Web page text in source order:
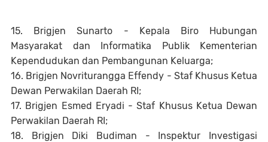
15. Brigjen Sunarto - Kepala Biro Hubungan
Masyarakat dan Informatika Publik Kementerian
Kependudukan dan Pembangunan Keluarga;
16. Brigjen Novriturangga Effendy - Staf Khusus Ketua
Dewan Perwakilan Daerah RI;
17. Brigjen Esmed Eryadi - Staf Khusus Ketua Dewan
Perwakilan Daerah RI;
18. Brigjen Diki Budiman - Inspektur Investigasi